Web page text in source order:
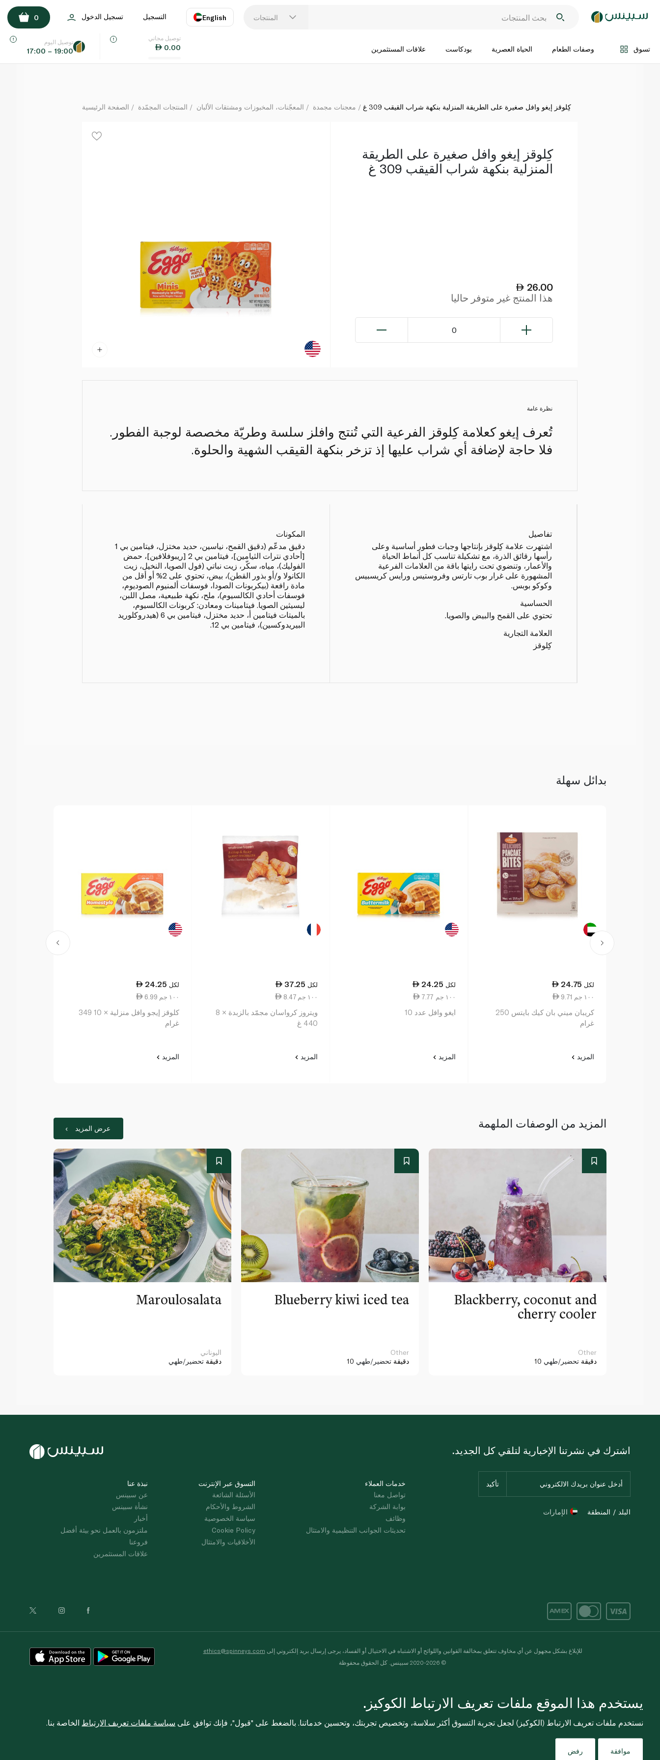
المنتجات English
اللغة
التسجيل تسجيل الدخول 0
تسوق وصفات الطعام الحياة العصرية بودكاست علاقات المستثمرين
توصيل مجاني
0.00
توصيل اليوم
17:00 – 19:00
كِلوقز إيغو وافل صغيرة على الطريقة المنزلية بنكهة شراب القيقب 309 غ
اضف الى السلة
الصفحة الرئيسية المنتجات المجمّدة المعجّنات، المخبوزات ومشتقات الألبان معجنات مجمدة كِلوقز إيغو وافل صغيرة على الطريقة المنزلية بنكهة شراب القيقب 309 غ
كِلوقز إيغو وافل صغيرة على الطريقة
المنزلية بنكهة شراب القيقب 309 غ
26.00
هذا المنتج غير متوفر حاليا
0
نظرة عامة
تُعرف إيغو كعلامة كِلوقز الفرعية التي تُنتج وافلز سلسة وطريّة مخصصة لوجبة الفطور.
فلا حاجة لإضافة أي شراب عليها إذ تزخر بنكهة القيقب الشهية والحلوة.
تفاصيل
اشتهرت علامة كِلوقز بإنتاجها وجبات فطور أساسية وعلى
رأسها رقائق الذرة، مع تشكيلة تناسب كل أنماط الحياة
والأعمار، وتنضوي تحت رايتها باقة من العلامات الفرعية
المشهورة على غرار بوب تارتس وفروستيس ورايس كريسبيس
وكوكو بوبس.
الحساسية
تحتوي على القمح والبيض والصويا.
العلامة التجارية
كِلوقز
المكونات
دقيق مدعّم (دقيق القمح، نياسين، حديد مختزل، فيتامين بي 1
[أحادي نترات الثيامين]، فيتامين بي 2 [ريبوفلافين]، حمض
الفوليك)، مياه، سكّر، زيت نباتي (فول الصويا، النخيل، زيت
الكانولا و/أو بذور القطن)، بيض، تحتوي على 2% أو أقل من
مادة رافعة (بيكربونات الصودا، فوسفات ألمنيوم الصوديوم،
فوسفات أحادي الكالسيوم)، ملح، نكهة طبيعية، مصل اللبن،
ليسيثين الصويا. فيتامينات ومعادن: كربونات الكالسيوم،
بالميتات فيتامين أ، حديد مختزل، فيتامين بي 6 (هيدروكلوريد
البيريدوكسين)، فيتامين بي 12.
بدائل سهلة
24.75 لكل
9.71 ١٠٠ جم
كريبان ميني بان كيك بايتس 250
غرام
المزيد
24.25 لكل
7.77 ١٠٠ جم
ايغو وافل عدد 10
المزيد
37.25 لكل
8.47 ١٠٠ جم
ويتروز كرواسان مجمّد بالزبدة × 8
440 غ
المزيد
24.25 لكل
6.99 ١٠٠ جم
كلوقز إيجو وافل منزلية × 10 349
غرام
المزيد
المزيد من الوصفات الملهمة عرض المزيد
Maroulosalata
اليوناني
دقيقة تحضير/طهي
Blueberry kiwi iced tea
Other
10 دقيقة تحضير/طهي
Blackberry, coconut and
cherry cooler
Other
10 دقيقة تحضير/طهي
نبذة عنا
عن سبينس
نشأة سبينس
أخبار
ملتزمون بالعمل نحو بيئة أفضل
فروعنا
علاقات المستثمرين
التسوق عبر الإنترنت
الأسئلة الشائعة
الشروط والأحكام
سياسة الخصوصية
Cookie Policy
الأخلاقيات والامتثال
خدمات العملاء
تواصل معنا
بوابة الشركة
وظائف
تحديثات الجوانب التنظيمية والامتثال
اشترك في نشرتنا الإخبارية لتلقي كل الجديد.
البلد / المنطقة الإمارات
للإبلاغ بشكل مجهول عن أي مخاوف تتعلق بمخالفة القوانين واللوائح أو الاشتباه في الاحتيال أو الفساد، يرجى إرسال بريد إلكتروني إلى ethics@spinneys.com
© 2020-2026 سبينس. كل الحقوق محفوظة
يستخدم هذا الموقع ملفات تعريف الارتباط الكوكيز.
نستخدم ملفات تعريف الارتباط (الكوكيز) لجعل تجربة التسوق أكثر سلاسة، وتخصيص تجربتك، وتحسين خدماتنا. بالضغط على "قبول"، فإنك توافق على سياسة ملفات تعريف الارتباط الخاصة بنا.
موافقة رفض